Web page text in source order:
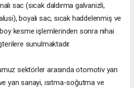
sac (sıcak daldırma galvanizli,
boyalı sac, sıcak haddelenmiş ve
kesme işlemlerinden sonra nihai
sunulmaktadır.
sektörler arasında otomotiv yan
yan sanayi, ısıtma-soğutma ve